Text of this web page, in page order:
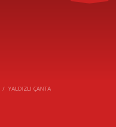
YALDIZLI ÇANTA